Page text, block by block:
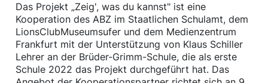
Das Projekt „Zeig', was du kannst" ist eine
Kooperation des ABZ im Staatlichen Schulamt, dem
LionsClubMuseumsufer und dem Medienzentrum
Frankfurt mit der Unterstützung von Klaus Schiller
Lehrer an der Brüder-Grimm-Schule, die als erste
Schule 2022 das Projekt durchgeführt hat. Das